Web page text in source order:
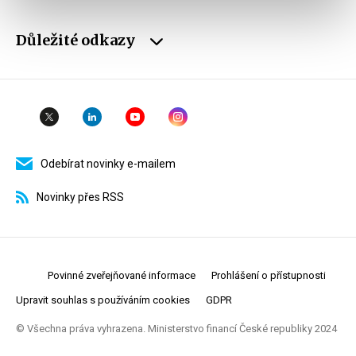
Důležité odkazy
Odebírat novinky e-mailem
Novinky přes RSS
Povinné zveřejňované informace Prohlášení o přístupnosti
Upravit souhlas s používáním cookies GDPR
© Všechna práva vyhrazena. Ministerstvo financí České republiky 2024